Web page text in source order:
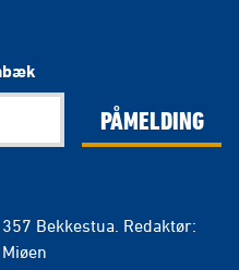
PÅMELDING
Bekkestua. Redaktør: